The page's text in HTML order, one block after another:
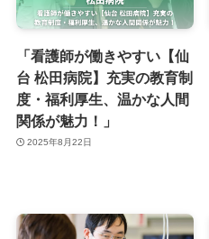
「看護師が働きやすい【仙
台 松田病院】充実の教育制
度・福利厚生、温かな人間
関係が魅力！」
2025年8月22日